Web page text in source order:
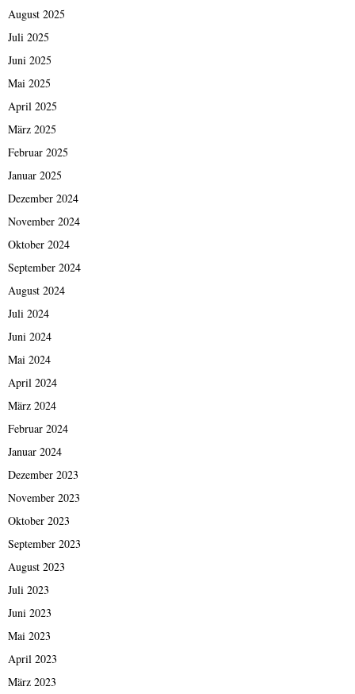
August 2025
Juli 2025
Juni 2025
Mai 2025
April 2025
März 2025
Februar 2025
Januar 2025
Dezember 2024
November 2024
Oktober 2024
September 2024
August 2024
Juli 2024
Juni 2024
Mai 2024
April 2024
März 2024
Februar 2024
Januar 2024
Dezember 2023
November 2023
Oktober 2023
September 2023
August 2023
Juli 2023
Juni 2023
Mai 2023
April 2023
März 2023